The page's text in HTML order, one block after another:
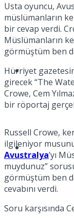
Sinema
Tatil
Usta oyuncu,
müslümanların
bir cevap verdi.
Müslümanların
görmüştüm ben
Hürriyet
girecek “The
Crowe, Cem
bir röportaj
Russell Crowe,
ilgileniyor
Avustralya’yı
muydunuz”
görmüştüm ben
cevabını verdi.
Soru karşısında